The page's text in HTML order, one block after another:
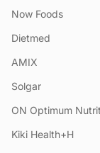
Now Foods
Dietmed
AMIX
Solgar
ON Optimum
Kiki Health+H